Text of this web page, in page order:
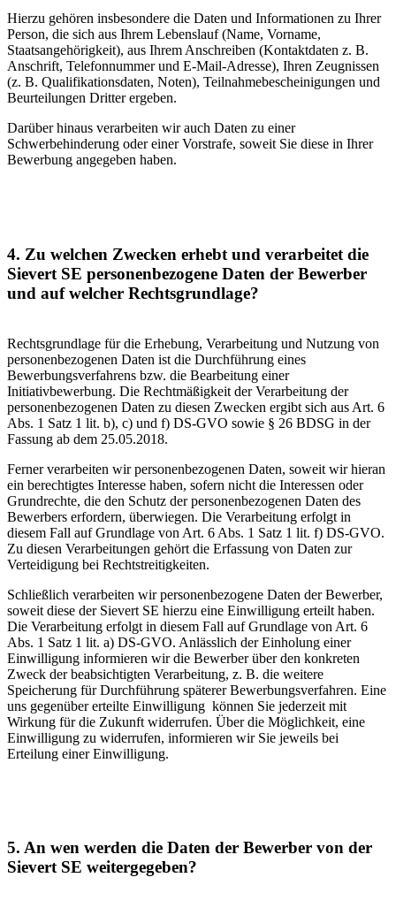
Hierzu gehören insbesondere die Daten und Informationen zu Ihrer
Person, die sich aus Ihrem Lebenslauf (Name, Vorname,
Staatsangehörigkeit), aus Ihrem Anschreiben (Kontaktdaten z. B.
Anschrift, Telefonnummer und E-Mail-Adresse), Ihren Zeugnissen
(z. B. Qualifikationsdaten, Noten), Teilnahmebescheinigungen und
Beurteilungen Dritter ergeben.
Darüber hinaus verarbeiten wir auch Daten zu einer
Schwerbehinderung oder einer Vorstrafe, soweit Sie diese in Ihrer
Bewerbung angegeben haben.
4. Zu welchen Zwecken erhebt und verarbeitet die
Sievert SE personenbezogene Daten der Bewerber
und auf welcher Rechtsgrundlage?
Rechtsgrundlage für die Erhebung, Verarbeitung und Nutzung von
personenbezogenen Daten ist die Durchführung eines
Bewerbungsverfahrens bzw. die Bearbeitung einer
Initiativbewerbung. Die Rechtmäßigkeit der Verarbeitung der
personenbezogenen Daten zu diesen Zwecken ergibt sich aus Art. 6
Abs. 1 Satz 1 lit. b), c) und f) DS-GVO sowie § 26 BDSG in der
Fassung ab dem 25.05.2018.
Ferner verarbeiten wir personenbezogenen Daten, soweit wir hieran
ein berechtigtes Interesse haben, sofern nicht die Interessen oder
Grundrechte, die den Schutz der personenbezogenen Daten des
Bewerbers erfordern, überwiegen. Die Verarbeitung erfolgt in
diesem Fall auf Grundlage von Art. 6 Abs. 1 Satz 1 lit. f) DS-GVO.
Zu diesen Verarbeitungen gehört die Erfassung von Daten zur
Verteidigung bei Rechtstreitigkeiten.
Schließlich verarbeiten wir personenbezogene Daten der Bewerber,
soweit diese der Sievert SE hierzu eine Einwilligung erteilt haben.
Die Verarbeitung erfolgt in diesem Fall auf Grundlage von Art. 6
Abs. 1 Satz 1 lit. a) DS-GVO. Anlässlich der Einholung einer
Einwilligung informieren wir die Bewerber über den konkreten
Zweck der beabsichtigten Verarbeitung, z. B. die weitere
Speicherung für Durchführung späterer Bewerbungsverfahren. Eine
uns gegenüber erteilte Einwilligung können Sie jederzeit mit
Wirkung für die Zukunft widerrufen. Über die Möglichkeit, eine
Einwilligung zu widerrufen, informieren wir Sie jeweils bei
Erteilung einer Einwilligung.
5. An wen werden die Daten der Bewerber von der
Sievert SE weitergegeben?